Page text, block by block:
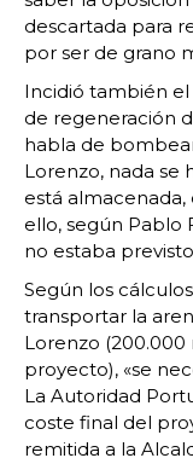
descartada para
por ser de grano
Incidió también
de regeneración
habla de
Lorenzo, nada se
está
ello, según Pablo
no estaba
Según los
transportar la
Lorenzo
proyecto), «se
La Autoridad
coste final del
remitida a la